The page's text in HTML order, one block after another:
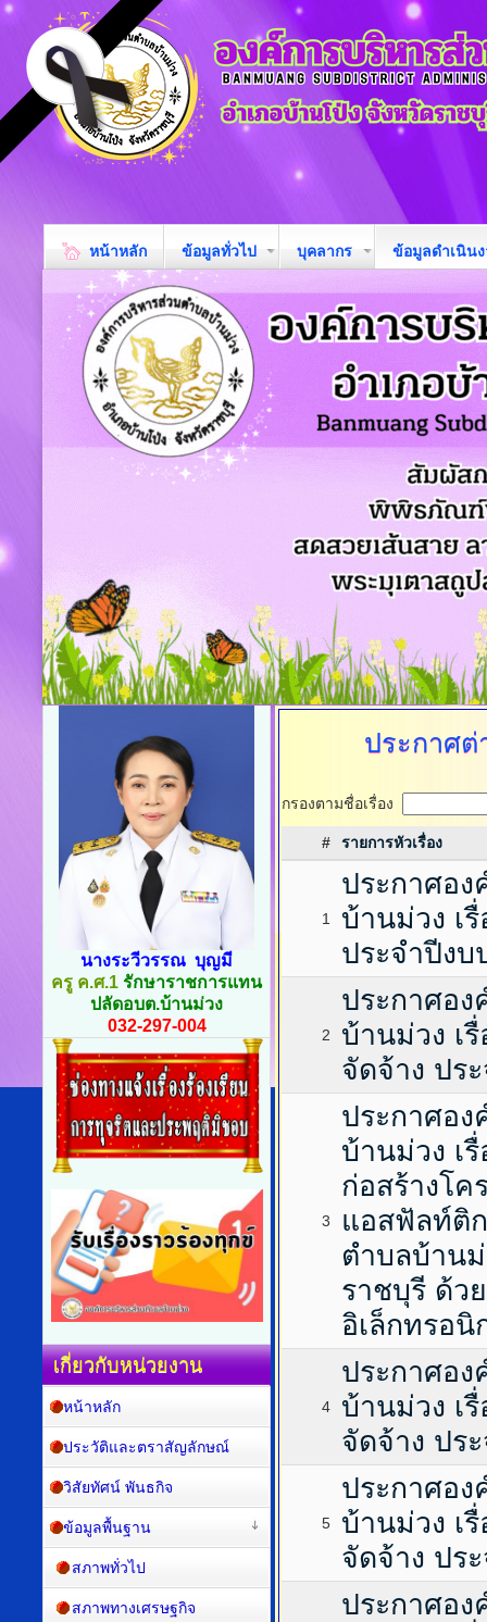
หน้าหลัก ข้อมูลทั่วไป บุคลากร ข้อมูลดำเนิน
ประกาศต่
กรองตามชื่อเรื่อง
# รายการหัวเรื่อง
1
ประกาศอ
บ้านม่วง เ
ประจำปีง
2
ประกาศอ
บ้านม่วง เ
จัดจ้าง ปร
3
ประกาศอ
บ้านม่วง เ
ก่อสร้างโค
แอสฟัลท์ติ
ตำบลบ้าน
ราชบุรี ด้ว
อิเล็กทรอนิ
4
ประกาศอ
บ้านม่วง เ
จัดจ้าง ปร
5
ประกาศอ
บ้านม่วง เ
จัดจ้าง ปร
ประกาศอ
นางระวีวรรณ บุญมี
ครู ค.ศ.1 รักษาราชการแทน
ปลัดอบต.บ้านม่วง
032-297-004
เกี่ยวกับหน่วยงาน
หน้าหลัก
ประวัติและตราสัญลักษณ์
วิสัยทัศน์ พันธกิจ
ข้อมูลพื้นฐาน
สภาพทั่วไป
สภาพทางเศรษฐกิจ